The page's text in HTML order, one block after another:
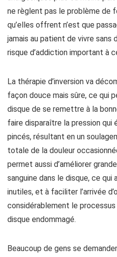
ne règlent pas le problème de
qu’elles offrent n’est que
jamais au patient de vivre sans
risque d’addiction important à
La thérapie d’inversion va
façon douce mais sûre, ce qui
disque de se remettre à la
faire disparaître la pression
pincés, résultant en un
totale de la douleur
permet aussi d’améliorer
sanguine dans le disque, ce qui
inutiles, et à faciliter l’arrivée
considérablement le
disque endommagé.
Beaucoup de gens se